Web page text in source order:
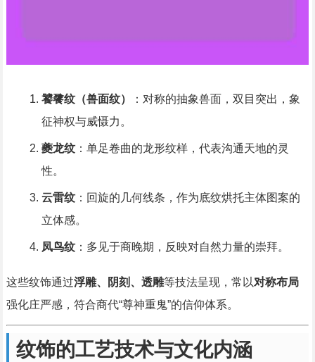
饕餮纹（兽面纹）
：对称的抽象兽面，双目突出，象
征神权与威慑力。
夔龙纹：单足卷曲的龙形纹样，代表沟通天地的灵
性。
云雷纹：回旋的几何线条，作为底纹烘托主体图案的
立体感。
凤鸟纹：多见于商晚期，反映对自然力量的崇拜。
这些纹饰通过浮雕、阴刻、透雕等技法呈现，常以对称布局
强化庄严感，符合商代“尊神重鬼”的信仰体系。
纹饰的工艺技术与文化内涵